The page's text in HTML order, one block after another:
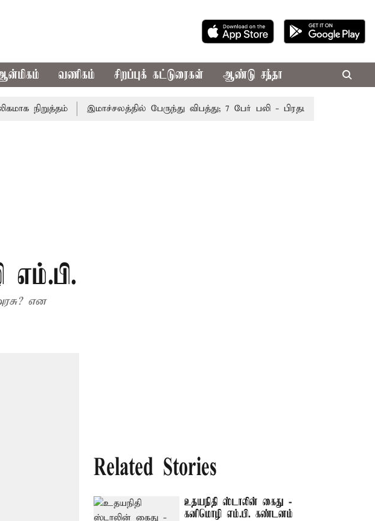
வணிகம் சிறப்புக் கட்டுரைகள் ஆண்டு சந்தா
இமாச்சலத்தில் பேருந்து விபத்து; 7 பேர் பலி - பிரதமர் மோடி இரங்கல்
எம்.பி.
என
Related Stories
உதயநிதி ஸ்டாலின் கைது -
கனிமொழி எம்.பி. கண்டனம்